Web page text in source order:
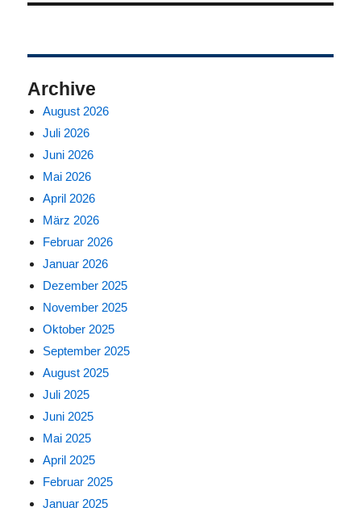
Archive
August 2026
Juli 2026
Juni 2026
Mai 2026
April 2026
März 2026
Februar 2026
Januar 2026
Dezember 2025
November 2025
Oktober 2025
September 2025
August 2025
Juli 2025
Juni 2025
Mai 2025
April 2025
Februar 2025
Januar 2025